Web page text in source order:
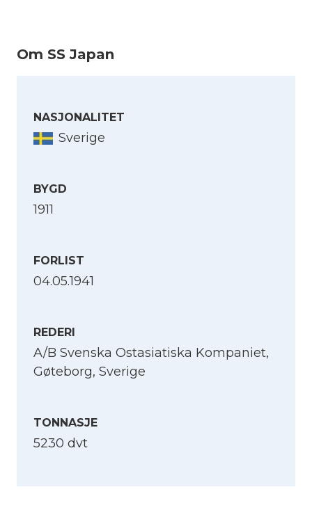
Om SS Japan
NASJONALITET
Sverige
BYGD
1911
FORLIST
04.05.1941
REDERI
A/B Svenska Ostasiatiska Kompaniet,
Gøteborg, Sverige
TONNASJE
5230 dvt